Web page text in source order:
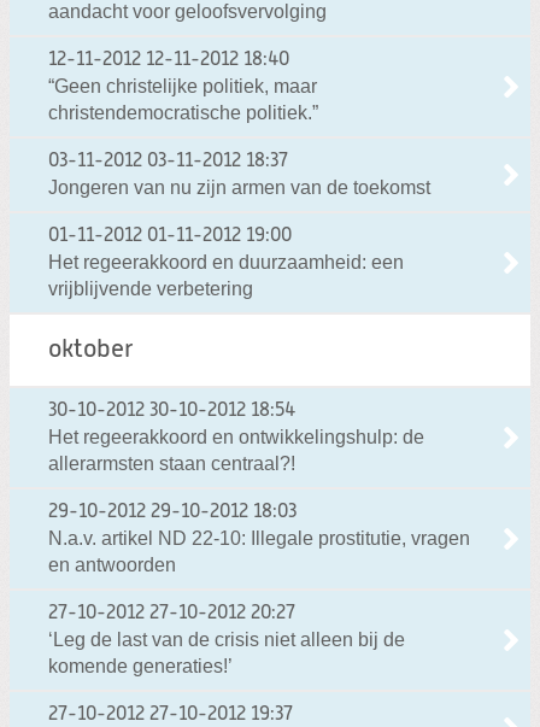
aandacht voor geloofsvervolging
12-11-2012 12-11-2012 18:40
“Geen christelijke politiek, maar
christendemocratische politiek.”
03-11-2012 03-11-2012 18:37
Jongeren van nu zijn armen van de toekomst
01-11-2012 01-11-2012 19:00
Het regeerakkoord en duurzaamheid: een
vrijblijvende verbetering
oktober
30-10-2012 30-10-2012 18:54
Het regeerakkoord en ontwikkelingshulp: de
allerarmsten staan centraal?!
29-10-2012 29-10-2012 18:03
N.a.v. artikel ND 22-10: Illegale prostitutie, vragen
en antwoorden
27-10-2012 27-10-2012 20:27
‘Leg de last van de crisis niet alleen bij de
komende generaties!’
27-10-2012 27-10-2012 19:37